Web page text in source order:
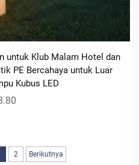
untuk Klub Malam Hotel dan
PE Bercahaya untuk Luar
Kubus LED
2 Berikutnya